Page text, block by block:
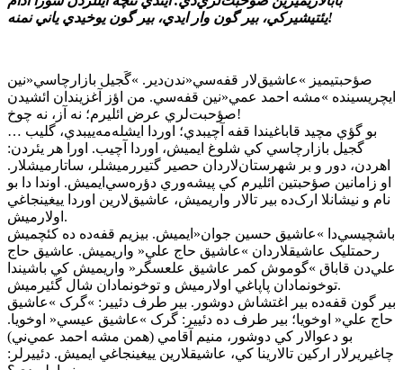
يئتيشيرکي، بير گون وار ايدي، بير گون يوخيدي ياني نمنه!
صؤحبتيميز »عاشيق‌لار قفه‌سي«ندن‌دير. »گَجيل بازارچاسي«نين
ايچريسينده »مشه احمد عمي«نين قفه‌سي. من اؤز آغزيندان ائشيدن
صؤحبت‌لري عرض ائليرم؛ نه آز، نه چوخ!
… بو گؤي مچيد قاباغيندا قفه آچيبدي؛ اوردا ايشله‌مه‌ييبدي، گليب
گجيل بازارچاسي کي شلوغ ايميش، اوردا آچيب. اورا هر يئردن:
اهردن، دور و بر شهرستان‌لاردان حصير گتيررميشلر، ساتارميشلار.
او زامانين صؤحبتين ائليرم کي پيشه‌وري دؤره‌سي‌ايميش. اوندا دا بو
نام و نيشانلا ارک‌ده بير تالار واريميش، عاشيق‌لارين اوردا ييغينجاغي
اولارميش.
باشچيسي‌دا »عاشيق حسين جوان«ايميش. بيزيم قفه‌ده ده کئچميش
رحمتليک عاشيقلاردان »عاشيق حاج علي« واريميش. عاشيق حاج
علي‌دن قاباق »گوموش کمر عاشيق علعسگر« واريميش کي باشيندا
توخونمادان پاپاغي اولارميش و توخونمادان شال گئيرميش.
بير گون قفه‌ده بير اغتشاش دوشور. بير طرف دئيير: »گرک »عاشيق
حاج علي« اوخويا؛ بير طرف ده دئيير: گرک »عاشيق عيسي« اوخويا.
بو دعوالار کي دوشور، منيم آقامي (همن مشه احمد عمي‌ني)
چاغيريرلار ارکين تالارينا کي، عاشيقلارين ييغينجاغي ايميش. دئييرلر: